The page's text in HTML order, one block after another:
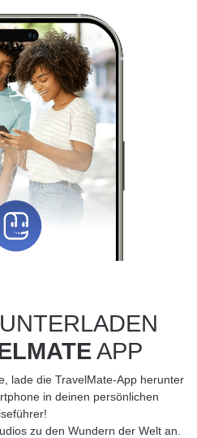
APP
lade die TravelMate-App herunter
in deinen persönlichen
zu den Wundern der Welt an.